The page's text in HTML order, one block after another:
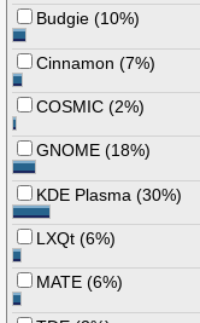
Budgie (10%)
Cinnamon (7%)
COSMIC (2%)
GNOME (18%)
KDE Plasma (30%)
LXQt (6%)
MATE (6%)